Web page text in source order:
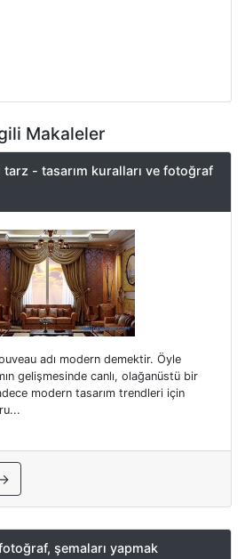
Makaleler
- tasarım kuralları ve fotoğraf
adı modern demektir. Öyle
gelişmesinde canlı, olağanüstü bir
modern tasarım trendleri için
şemaları yapmak